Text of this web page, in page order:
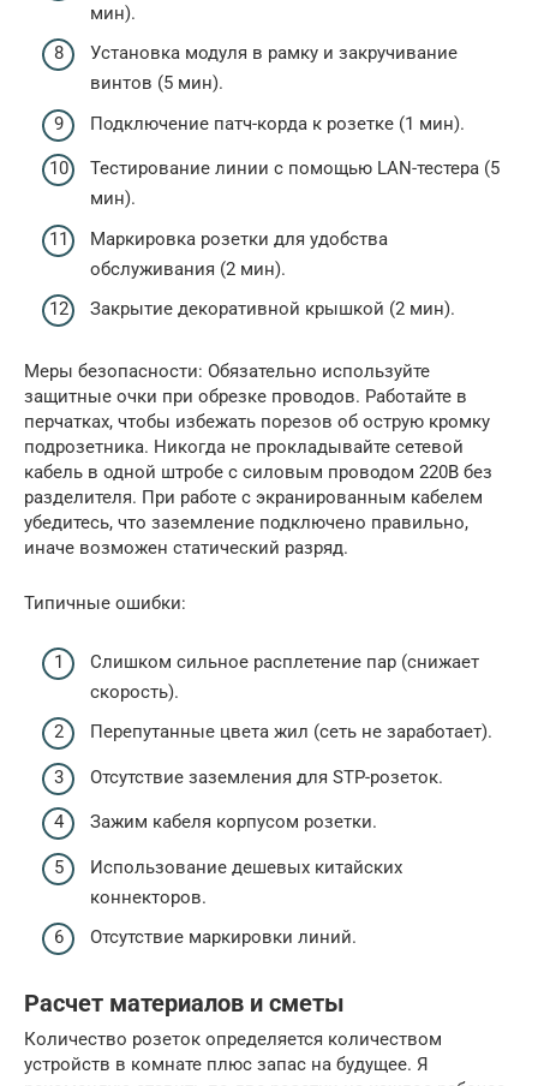
мин).
Установка модуля в рамку и закручивание
винтов (5 мин).
Подключение патч-корда к розетке (1 мин).
Тестирование линии с помощью LAN-тестера (5
мин).
Маркировка розетки для удобства
обслуживания (2 мин).
Закрытие декоративной крышкой (2 мин).
Меры безопасности: Обязательно используйте
защитные очки при обрезке проводов. Работайте в
перчатках, чтобы избежать порезов об острую кромку
подрозетника. Никогда не прокладывайте сетевой
кабель в одной штробе с силовым проводом 220В без
разделителя. При работе с экранированным кабелем
убедитесь, что заземление подключено правильно,
иначе возможен статический разряд.
Типичные ошибки:
Слишком сильное расплетение пар (снижает
скорость).
Перепутанные цвета жил (сеть не заработает).
Отсутствие заземления для STP-розеток.
Зажим кабеля корпусом розетки.
Использование дешевых китайских
коннекторов.
Отсутствие маркировки линий.
Расчет материалов и сметы
Количество розеток определяется количеством
устройств в комнате плюс запас на будущее. Я